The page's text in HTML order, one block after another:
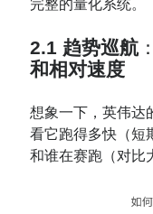
完整的量化系统。
2.1 趋势巡航
和相对速度
想象一下，英伟达
看它跑得多快（短
和谁在赛跑（对比